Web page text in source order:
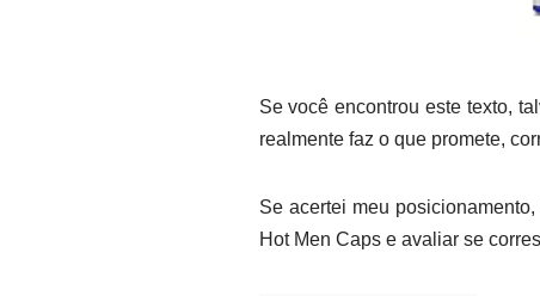
Se você encontrou este texto,
realmente faz o que promete,
Se acertei meu
Hot Men Caps e avaliar se